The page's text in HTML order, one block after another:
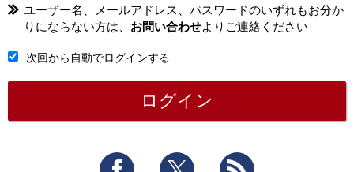
ユーザー名、メールアドレス、パスワードのいずれもお分か
りにならない方は、 お問い合わせよりご連絡ください
次回から自動でログインする
Facebook Twitter